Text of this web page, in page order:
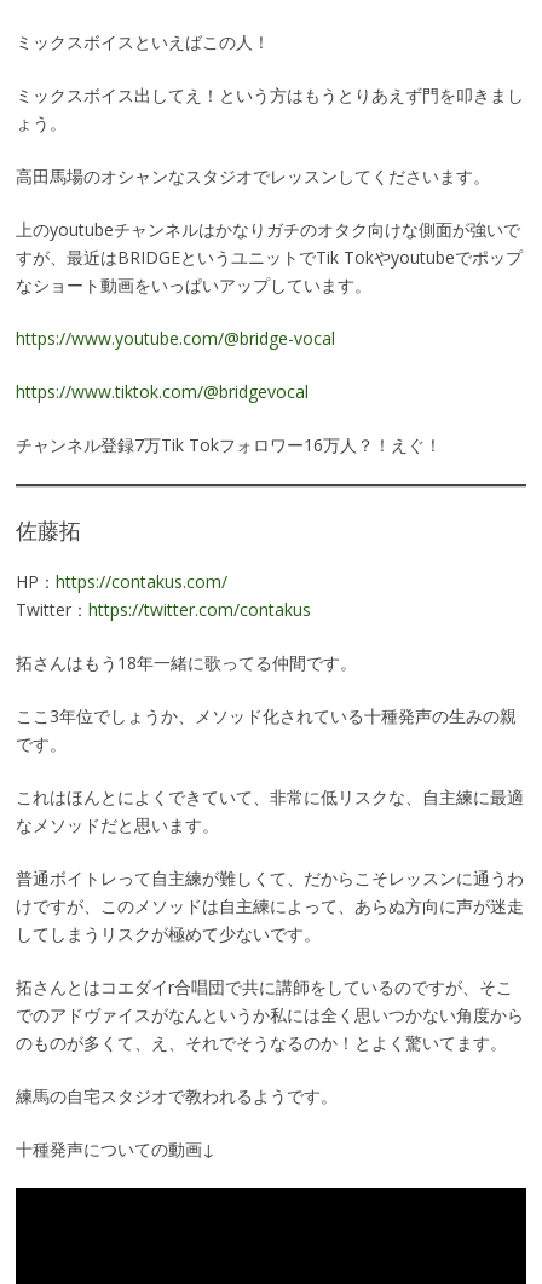
ミックスボイスといえばこの人！
ミックスボイス出してえ！という方はもうとりあえず門を叩きまし
ょう。
高田馬場のオシャンなスタジオでレッスンしてくださいます。
上のyoutubeチャンネルはかなりガチのオタク向けな側面が強いで
すが、最近はBRIDGEというユニットでTik Tokやyoutubeでポップ
なショート動画をいっぱいアップしています。
https://www.youtube.com/@bridge-vocal
https://www.tiktok.com/@bridgevocal
チャンネル登録7万Tik Tokフォロワー16万人？！えぐ！
佐藤拓
HP： https://contakus.com/
Twitter： https://twitter.com/contakus
拓さんはもう18年一緒に歌ってる仲間です。
ここ3年位でしょうか、メソッド化されている十種発声の生みの親
です。
これはほんとによくできていて、非常に低リスクな、自主練に最適
なメソッドだと思います。
普通ボイトレって自主練が難しくて、だからこそレッスンに通うわ
けですが、このメソッドは自主練によって、あらぬ方向に声が迷走
してしまうリスクが極めて少ないです。
拓さんとはコエダイr合唱団で共に講師をしているのですが、そこ
でのアドヴァイスがなんというか私には全く思いつかない角度から
のものが多くて、え、それでそうなるのか！とよく驚いてます。
練馬の自宅スタジオで教われるようです。
十種発声についての動画↓